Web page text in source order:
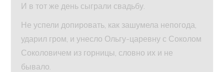
И в тот же день сыграли свадьбу.
Не успели допировать, как зашумела непогода,
ударил гром, и унесло Ольгу-царевну с Соколом
Соколовичем из горницы, словно их и не
бывало.